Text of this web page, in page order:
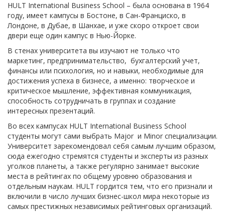
HULT International Business School – была основана в 1964
году, имеет кампусы в Бостоне, в Сан-Франциско, в
Лондоне, в Дубае, в Шанхае, и уже скоро откроет свои
двери еще один кампус в Нью-Йорке.
В стенах университета вы изучают не только что
маркетинг, предпринимательство, бухгалтерский учет,
финансы или психология, но и навыки, необходимые для
достижения успеха в бизнесе, а именно: творческое и
критическое мышление, эффективная коммуникация,
способность сотрудничать в группах и создание
интересных презентаций.
Во всех кампусах HULT International Business School
студенты могут сами выбрать Major и Minor специализации.
Университет зарекомендовал себя самым лучшим образом,
сюда ежегодно стремятся студенты и эксперты из разных
уголков планеты, а также регулярно занимает высокие
места в рейтингах по общему уровню образования и
отдельным наукам. HULT гордится тем, что его признали и
включили в число лучших бизнес-школ мира некоторые из
самых престижных независимых рейтинговых организаций.